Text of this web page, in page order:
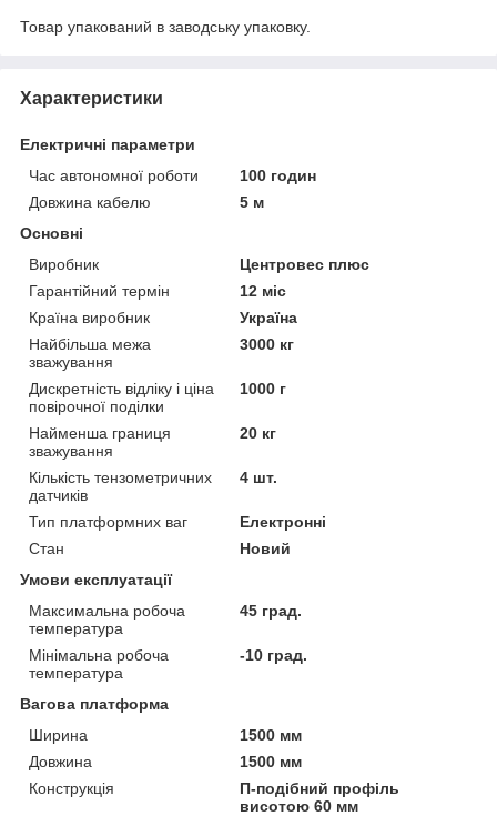
Товар упакований в заводську упаковку.
Характеристики
Електричні параметри
Час автономної роботи
100 годин
Довжина кабелю
5 м
Основні
Виробник
Центровес плюс
Гарантійний термін
12 міс
Країна виробник
Україна
Найбільша межа
зважування
3000 кг
Дискретність відліку і ціна
повірочної поділки
1000 г
Найменша границя
зважування
20 кг
Кількість тензометричних
датчиків
4 шт.
Тип платформних ваг
Електронні
Стан
Новий
Умови експлуатації
Максимальна робоча
температура
45 град.
Мінімальна робоча
температура
-10 град.
Вагова платформа
Ширина
1500 мм
Довжина
1500 мм
Конструкція
П-подібний профіль
висотою 60 мм